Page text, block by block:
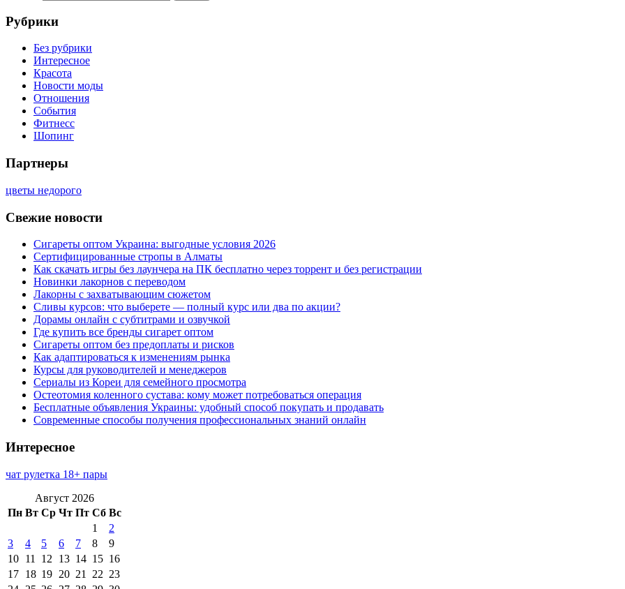
Рубрики
Без рубрики
Интересное
Красота
Новости моды
Отношения
События
Фитнесс
Шопинг
Партнеры
цветы недорого
Свежие новости
Сигареты оптом Украина: выгодные условия 2026
Сертифицированные стропы в Алматы
Как скачать игры без лаунчера на ПК бесплатно через торрент и без регистрации
Новинки лакорнов с переводом
Лакорны с захватывающим сюжетом
Сливы курсов: что выберете — полный курс или два по акции?
Дорамы онлайн с субтитрами и озвучкой
Где купить все бренды сигарет оптом
Сигареты оптом без предоплаты и рисков
Как адаптироваться к изменениям рынка
Курсы для руководителей и менеджеров
Сериалы из Кореи для семейного просмотра
Остеотомия коленного сустава: кому может потребоваться операция
Бесплатные объявления Украины: удобный способ покупать и продавать
Современные способы получения профессиональных знаний онлайн
Интересное
чат рулетка 18+ пары
Август 2026
Пн Вт Ср Чт Пт Сб Вс
1
2
3
4 5 6 7 8
9
10 11 12 13 14 15 16
17 18 19 20 21 22 23